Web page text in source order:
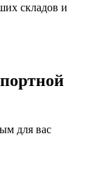
складов и
для вас